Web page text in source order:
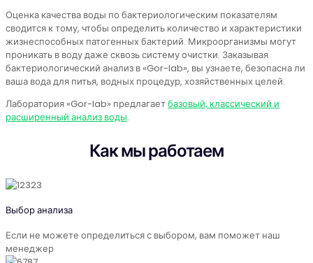
Оценка качества воды по бактериологическим показателям
сводится к тому, чтобы определить количество и характеристики
жизнеспособных патогенных бактерий. Микроорганизмы могут
проникать в воду даже сквозь систему очистки. Заказывая
бактериологический анализ в «Gor-lab», вы узнаете, безопасна ли
ваша вода для питья, водных процедур, хозяйственных целей.
Лаборатория «Gor-lab» предлагаетбазовый, классический и
расширенный анализ воды.
Как мы работаем
Выбор анализа
Если не можете определиться с выбором, вам поможет наш
менеджер